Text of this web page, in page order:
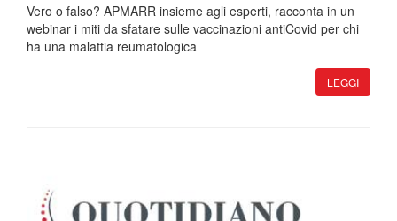
Vero o falso? APMARR insieme agli esperti, racconta in un
webinar i miti da sfatare sulle vaccinazioni antiCovid per chi
ha una malattia reumatologica
LEGGI